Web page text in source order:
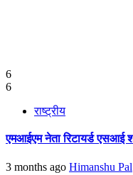
6
6
राष्ट्रीय
एमआईएम नेता रिटायर्ड एसआई
3 months ago Himanshu Pal